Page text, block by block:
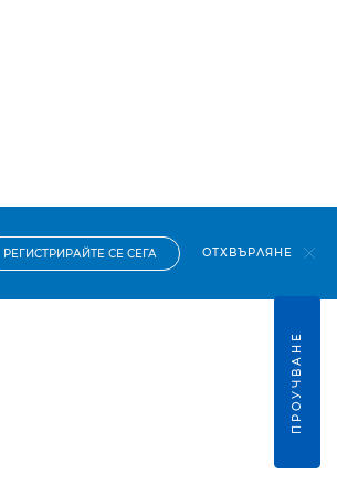
РЕГИСТРИРАЙТЕ СЕ СЕГА ОТХВЪРЛЯНЕ
ПРОУЧВАНЕ